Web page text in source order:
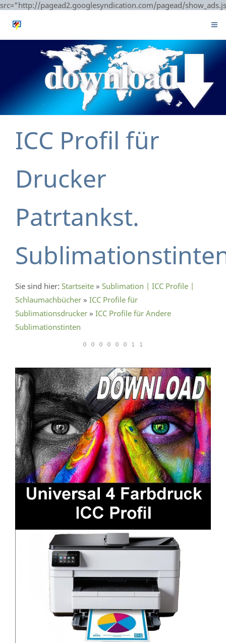
src="http://pagead2.googlesyndication.com/pagead/
ICC Profil für
Drucker
Patrtankst.
Sie sind hier: Startseite » Sublimation | ICC Profile |
Schlaumachbücher » ICC Profile für
Sublimationsdrucker » ICC Profile für Andere
Sublimationstinten